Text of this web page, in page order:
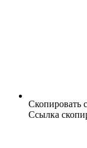
Скопировать
Ссылка